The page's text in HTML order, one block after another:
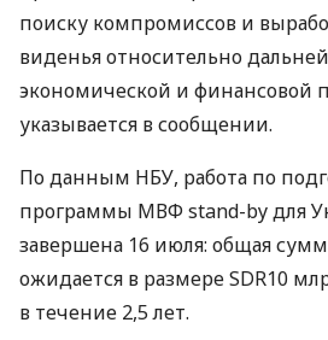
поиску компромиссов и
виденья относительно
экономической и финансовой
указывается в сообщении.
По данным НБУ, работа по
программы МВФ stand-by для
завершена 16 июля: общая
ожидается в размере SDR10
в течение 2,5 лет.